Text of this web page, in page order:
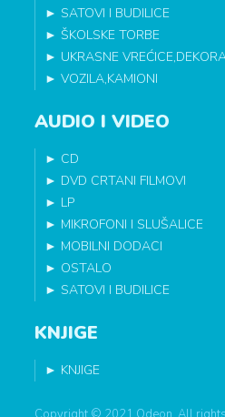
►SATOVI I BUDILICE
►ŠKOLSKE TORBE
► UKRASNE
►VOZILA,KAMIONI
AUDIO I VIDEO
► CD
► DVD CRTANI FILMOVI
► LP
► MIKROFONI I SLUŠALICE
► MOBILNI DODACI
► OSTALO
►SATOVI I BUDILICE
KNJIGE
► KNJIGE